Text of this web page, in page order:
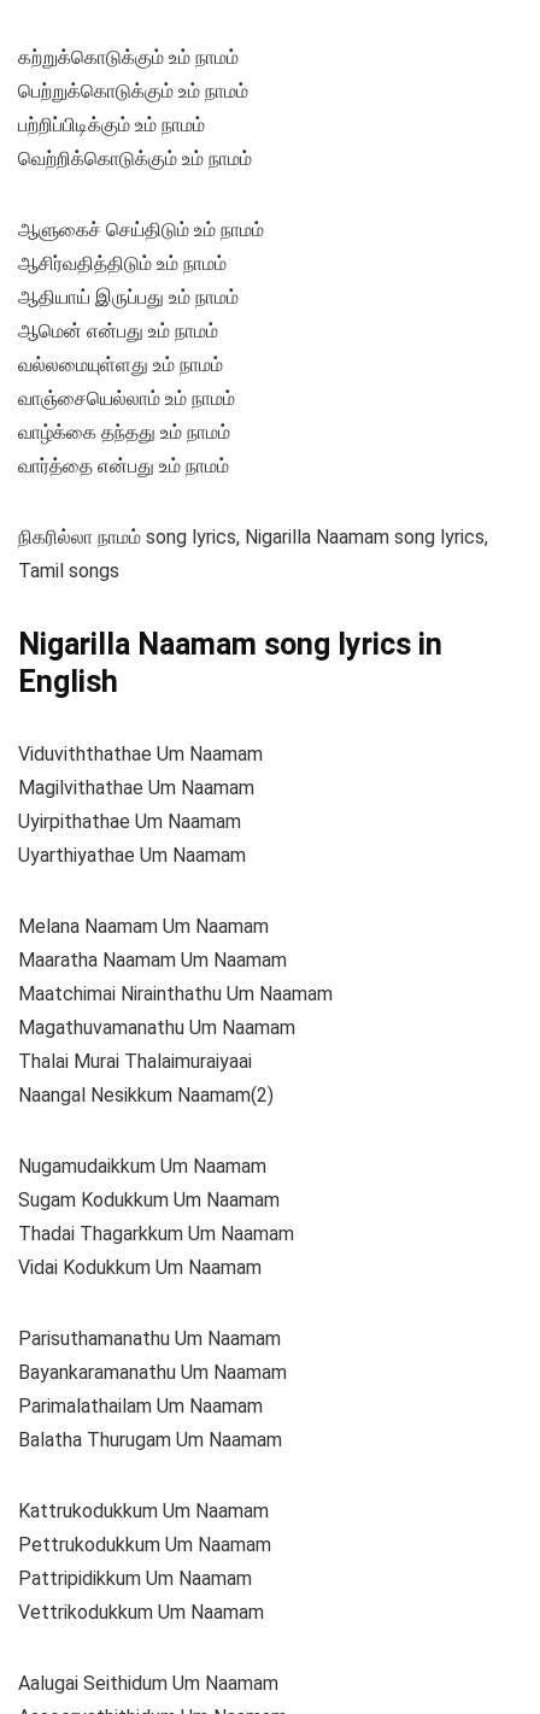
கற்றுக்கொடுக்கும் உம் நாமம்
பெற்றுக்கொடுக்கும் உம் நாமம்
பற்றிப்பிடிக்கும் உம் நாமம்
வெற்றிக்கொடுக்கும் உம் நாமம்
ஆளுகைச் செய்திடும் உம் நாமம்
ஆசிர்வதித்திடும் உம் நாமம்
ஆதியாய் இருப்பது உம் நாமம்
ஆமென் என்பது உம் நாமம்
வல்லமையுள்ளது உம் நாமம்
வாஞ்சையெல்லாம் உம் நாமம்
வாழ்க்கை தந்தது உம் நாமம்
வார்த்தை என்பது உம் நாமம்
நிகரில்லா நாமம் song lyrics, Nigarilla Naamam song lyrics,
Tamil songs
Nigarilla Naamam song lyrics in
English
Viduviththathae Um Naamam
Magilvithathae Um Naamam
Uyirpithathae Um Naamam
Uyarthiyathae Um Naamam
Melana Naamam Um Naamam
Maaratha Naamam Um Naamam
Maatchimai Nirainthathu Um Naamam
Magathuvamanathu Um Naamam
Thalai Murai Thalaimuraiyaai
Naangal Nesikkum Naamam(2)
Nugamudaikkum Um Naamam
Sugam Kodukkum Um Naamam
Thadai Thagarkkum Um Naamam
Vidai Kodukkum Um Naamam
Parisuthamanathu Um Naamam
Bayankaramanathu Um Naamam
Parimalathailam Um Naamam
Balatha Thurugam Um Naamam
Kattrukodukkum Um Naamam
Pettrukodukkum Um Naamam
Pattripidikkum Um Naamam
Vettrikodukkum Um Naamam
Aalugai Seithidum Um Naamam